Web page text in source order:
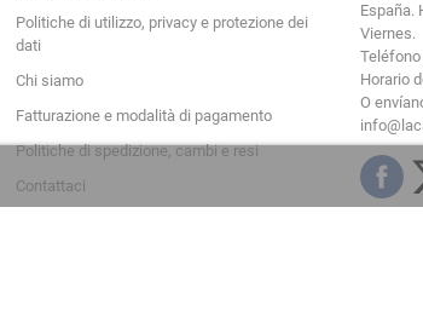
Politiche di utilizzo, privacy e protezione dei
dati
Chi siamo
Fatturazione e modalità di pagamento
Politiche di spedizione, cambi e resi
Contattaci
España.
Viernes.
Teléfono
Horario
O